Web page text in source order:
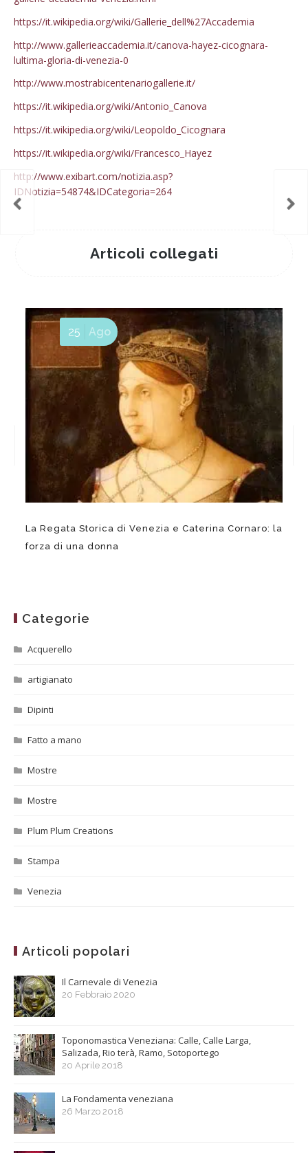
https://it.wikipedia.org/wiki/Gallerie_dell%27Accademia
http://www.gallerieaccademia.it/canova-hayez-cicognara-
lultima-gloria-di-venezia-0
http://www.mostrabicentenariogallerie.it/
https://it.wikipedia.org/wiki/Antonio_Canova
https://it.wikipedia.org/wiki/Leopoldo_Cicognara
https://it.wikipedia.org/wiki/Francesco_Hayez
http://www.exibart.com/notizia.asp?
IDNotizia=54874&IDCategoria=264
Articoli collegati
La Regata Storica di Venezia e Caterina Cornaro: la
forza di una donna
25 Ago
Categorie
Acquerello
artigianato
Dipinti
Fatto a mano
Mostre
Mostre
Plum Plum Creations
Stampa
Venezia
Articoli popolari
Il Carnevale di Venezia
20 Febbraio 2020
Toponomastica Veneziana: Calle, Calle Larga,
Salizada, Rio terà, Ramo, Sotoportego
20 Aprile 2018
La Fondamenta veneziana
26 Marzo 2018